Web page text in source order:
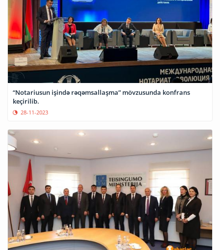
“Notariusun işində rəqəmsallaşma” mövzusunda konfrans
keçirilib.
28-11-2023